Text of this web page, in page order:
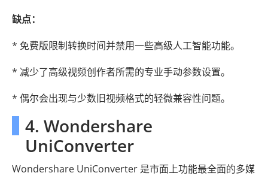
缺点：
* 免费版限制转换时间并禁用一些高级人工智能功能。
* 减少了高级视频创作者所需的专业手动参数设置。
* 偶尔会出现与少数旧视频格式的轻微兼容性问题。
4. Wondershare
UniConverter
Wondershare UniConverter 是市面上功能最全面的多媒